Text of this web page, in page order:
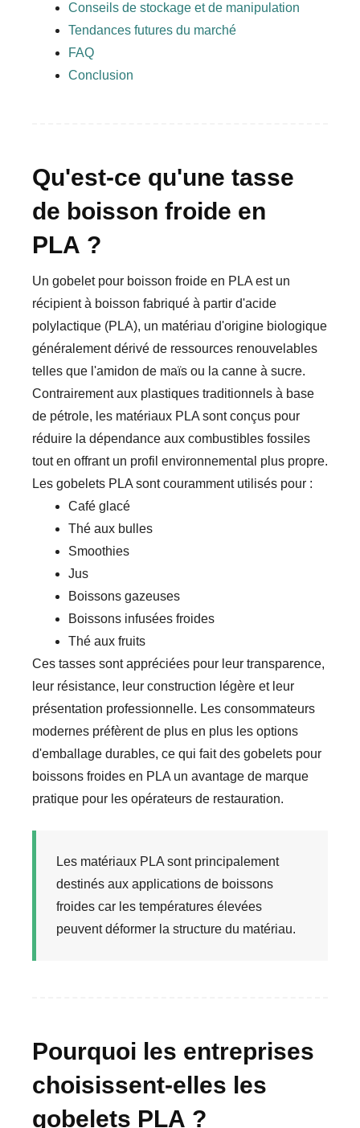
Conseils de stockage et de manipulation
Tendances futures du marché
FAQ
Conclusion
Qu'est-ce qu'une tasse
de boisson froide en
PLA ?
Un gobelet pour boisson froide en PLA est un
récipient à boisson fabriqué à partir d'acide
polylactique (PLA), un matériau d'origine biologique
généralement dérivé de ressources renouvelables
telles que l'amidon de maïs ou la canne à sucre.
Contrairement aux plastiques traditionnels à base
de pétrole, les matériaux PLA sont conçus pour
réduire la dépendance aux combustibles fossiles
tout en offrant un profil environnemental plus propre.
Les gobelets PLA sont couramment utilisés pour :
Café glacé
Thé aux bulles
Smoothies
Jus
Boissons gazeuses
Boissons infusées froides
Thé aux fruits
Ces tasses sont appréciées pour leur transparence,
leur résistance, leur construction légère et leur
présentation professionnelle. Les consommateurs
modernes préfèrent de plus en plus les options
d'emballage durables, ce qui fait des gobelets pour
boissons froides en PLA un avantage de marque
pratique pour les opérateurs de restauration.
Les matériaux PLA sont principalement
destinés aux applications de boissons
froides car les températures élevées
peuvent déformer la structure du matériau.
Pourquoi les entreprises
choisissent-elles les
gobelets PLA ?